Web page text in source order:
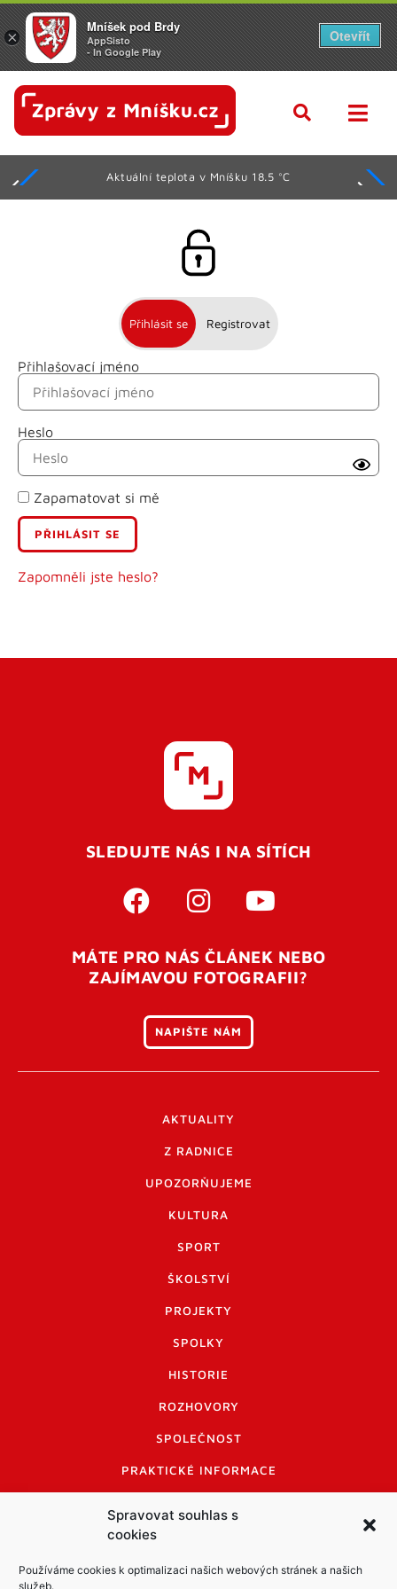
Spravovat souhlas s
cookies
Používáme cookies k optimalizaci našich webových stránek a našich
služeb.
Aktuální teplota v Mníšku 18.5 °C
Přihlásit se Registrovat
Přihlašovací jméno
Heslo
Zapamatovat si mě
Zapomněli jste heslo?
Jméno
Příjmení
E-mail
Uživatelské jméno
Pro úspěšné dokončení registrace je potřeba
vaší e-mailovouadresu. Po úspěšném odeslání
otevření tohoto odkazu se váš účet ověří a můžete se
přihlásit. Nezapomeňte zkontrolovat složku SPAM ve
SLEDUJTE NÁS I NA SÍTÍCH
MÁTE PRO NÁS ČLÁNEK NEBO
ZAJÍMAVOU FOTOGRAFII?
NAPIŠTE NÁM
AKTUALITY
Z RADNICE
UPOZORŇUJEME
KULTURA
SPORT
ŠKOLSTVÍ
PROJEKTY
SPOLKY
HISTORIE
ROZHOVORY
SPOLEČNOST
PRAKTICKÉ INFORMACE
INFORMACE A KODEX DISKUTUJÍCÍCH
LOGO A LOGO MANUÁL
×
Mníšek pod Brdy
AppSisto
- In Google Play
Otevřít